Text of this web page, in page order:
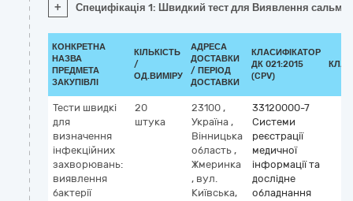
+ Специфікація 1: Швидкий тест для Виявлення
КОНКРЕТНА
НАЗВА
ПРЕДМЕТА
ЗАКУПІВЛІ
КІЛЬКІСТЬ
/
ОД.ВИМІРУ
АДРЕСА
ДОСТАВКИ
/ ПЕРІОД
ДОСТАВКИ
КЛАСИФІКАТОР
ДК 021:2015
(CPV)
Тести швидкі
для
визначення
інфекційних
захворювань:
виявлення
бактерії
20
штука
23100 ,
Україна ,
Вінницька
область ,
Жмеринка
, вул.
Київська,
33120000-7
Системи
реєстрації
медичної
інформації та
дослідне
обладнання